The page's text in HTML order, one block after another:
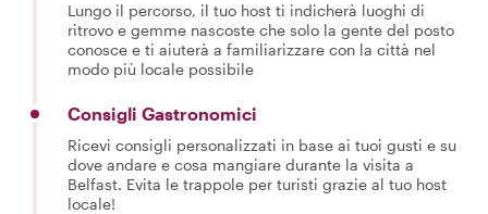
Lungo il percorso, il tuo host ti indicherà luoghi di
ritrovo e gemme nascoste che solo la gente del posto
conosce e ti aiuterà a familiarizzare con la città nel
modo più locale possibile
Consigli Gastronomici
Ricevi consigli personalizzati in base ai tuoi gusti e su
dove andare e cosa mangiare durante la visita a
Belfast. Evita le trappole per turisti grazie al tuo host
locale!